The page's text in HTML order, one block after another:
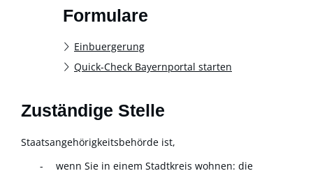
Formulare
Einbuergerung
Quick-Check Bayernportal starten
Zuständige Stelle
Staatsangehörigkeitsbehörde ist,
wenn Sie in einem Stadtkreis wohnen: die